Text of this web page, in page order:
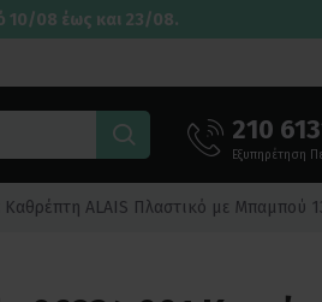
10/08 έως και 23/08.
210
Εξυπηρέτηση
ALAIS Πλαστικό με Μπαμπού